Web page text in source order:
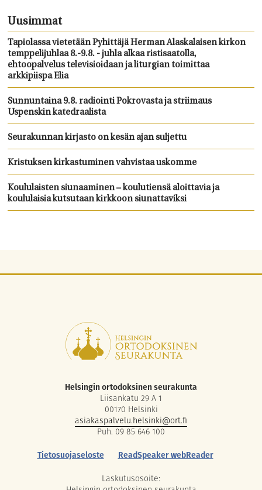
Uusimmat
Tapiolassa vietetään Pyhittäjä Herman Alaskalaisen kirkon
temppelijuhlaa 8.-9.8. - juhla alkaa ristisaatolla,
ehtoopalvelus televisioidaan ja liturgian toimittaa
arkkipiispa Elia
Sunnuntaina 9.8. radiointi Pokrovasta ja striimaus
Uspenskin katedraalista
Seurakunnan kirjasto on kesän ajan suljettu
Kristuksen kirkastuminen vahvistaa uskomme
Koululaisten siunaaminen – koulutiensä aloittavia ja
koululaisia kutsutaan kirkkoon siunattaviksi
Helsingin ortodoksinen seurakunta
Liisankatu 29 A 1
00170 Helsinki
asiakaspalvelu.helsinki@ort.fi
Puh. 09 85 646 100
Tietosuojaseloste
ReadSpeaker webReader
Laskutusosoite: